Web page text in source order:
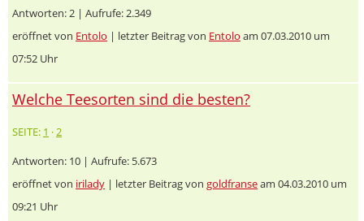
Antworten: 2 | Aufrufe: 2.349
eröffnet von Entolo | letzter Beitrag von Entolo am 07.03.2010 um
07:52 Uhr
Welche Teesorten sind die besten?
SEITE: 1 ·2
Antworten: 10 | Aufrufe: 5.673
eröffnet von irilady | letzter Beitrag von goldfranseam 04.03.2010 um
09:21 Uhr